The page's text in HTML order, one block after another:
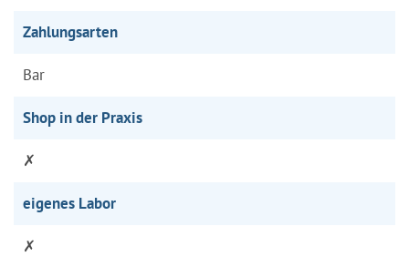
Zahlungsarten
Bar
Shop in der Praxis
✗
eigenes Labor
✗